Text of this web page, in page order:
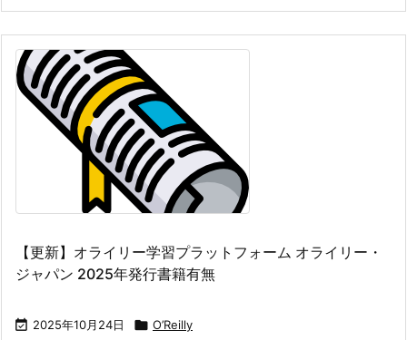
【更新】オライリー学習プラットフォーム オライリー・
ジャパン 2025年発行書籍有無
 2025年10月24日  O’Reilly